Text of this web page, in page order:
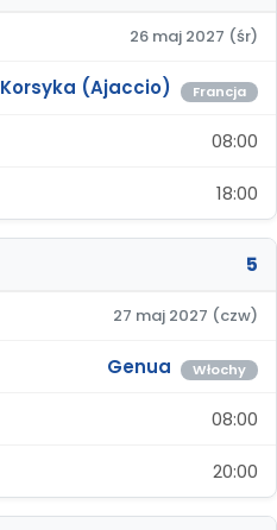
26 maj 2027 (śr)
Korsyka (Ajaccio) Francja
08:00
18:00
5
27 maj 2027 (czw)
Genua Włochy
08:00
20:00